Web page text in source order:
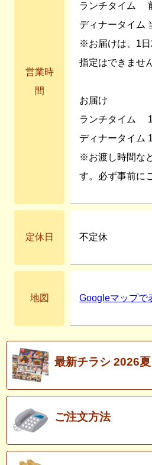
営業時
間
ランチタイム
ディナータイム
※お届けは、1日
指定はできませ
お届け
ランチタイム
ディナータイム
※お渡し時間な
す。必ず事前に
定休日 不定休
地図 Googleマップで
最新チラシ 2026夏
ご注文方法